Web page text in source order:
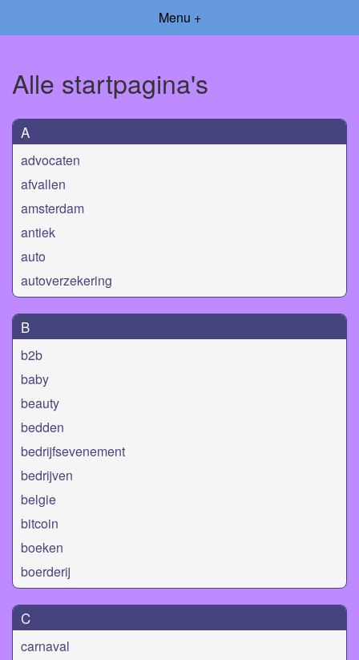
Menu +
Alle startpagina's
A
advocaten
afvallen
amsterdam
antiek
auto
autoverzekering
B
b2b
baby
beauty
bedden
bedrijfsevenement
bedrijven
belgie
bitcoin
boeken
boerderij
C
carnaval